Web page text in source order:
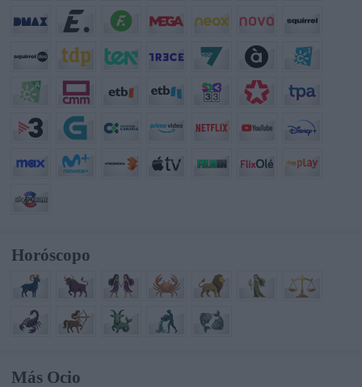
Horóscopo
Más Ocio